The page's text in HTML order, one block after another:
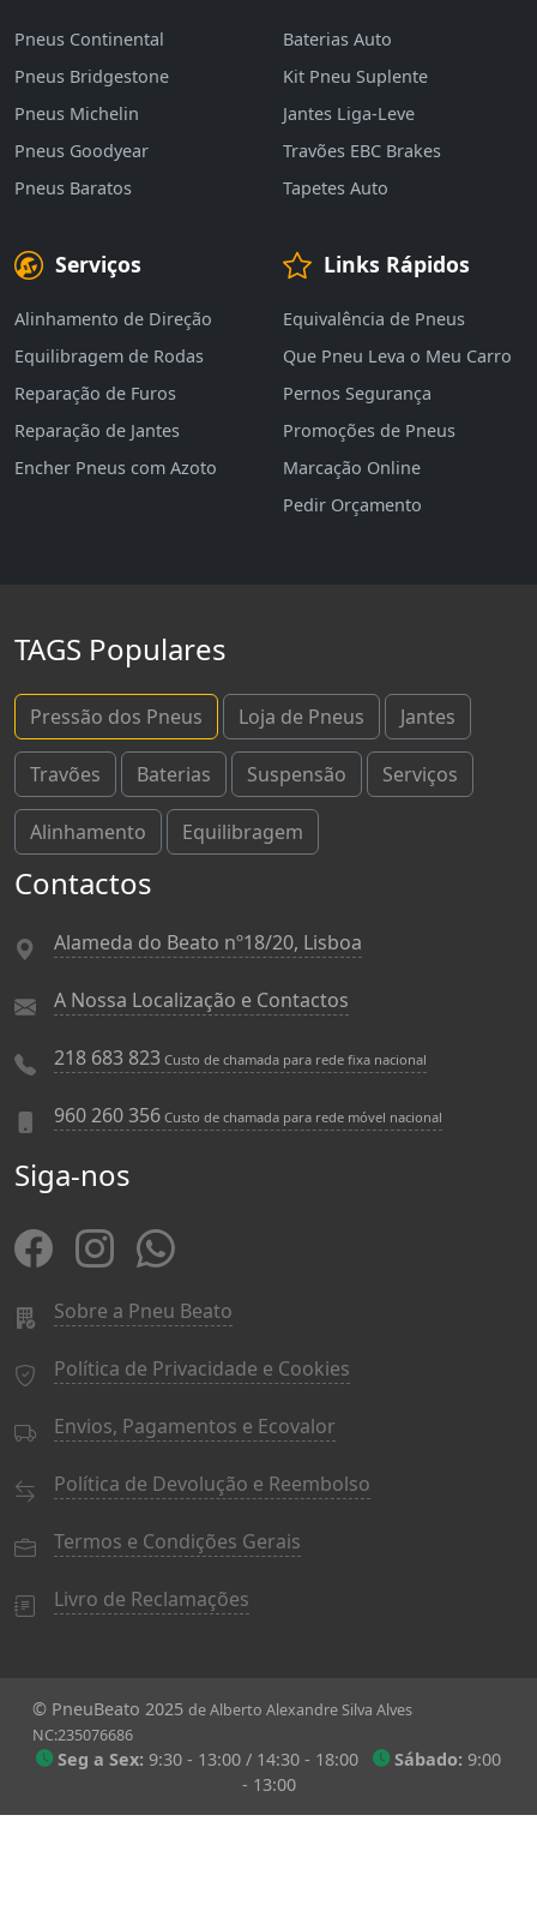
Pneus Continental
Pneus Bridgestone
Pneus Michelin
Pneus Goodyear
Pneus Baratos
Baterias Auto
Kit Pneu Suplente
Jantes Liga-Leve
Travões EBC Brakes
Tapetes Auto
Serviços
Alinhamento de Direção
Equilibragem de Rodas
Reparação de Furos
Reparação de Jantes
Encher Pneus com Azoto
Links Rápidos
Equivalência de Pneus
Que Pneu Leva o Meu Carro
Pernos Segurança
Promoções de Pneus
Marcação Online
Pedir Orçamento
TAGS Populares
Pressão dos Pneus Loja de Pneus Jantes
Travões Baterias Suspensão Serviços
Alinhamento Equilibragem
Contactos
Alameda do Beato nº18/20, Lisboa
A Nossa Localização e Contactos
218 683 823 Custo de chamada para rede fixa nacional
960 260 356 Custo de chamada para rede móvel nacional
Siga-nos
Sobre a Pneu Beato
Política de Privacidade e Cookies
Envios, Pagamentos e Ecovalor
Política de Devolução e Reembolso
Termos e Condições Gerais
Livro de Reclamações
© PneuBeato 2025 de Alberto Alexandre Silva Alves
NC:235076686
Seg a Sex: 9:30 - 13:00 / 14:30 - 18:00 Sábado: 9:00
- 13:00